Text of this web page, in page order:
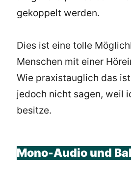
gekoppelt werden.
Dies ist eine tolle
Menschen mit einer
Wie praxistauglich das
jedoch nicht sagen, weil
besitze.
Mono-Audio und